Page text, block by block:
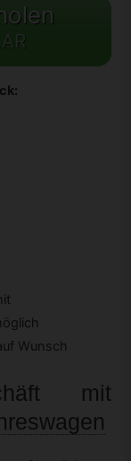
Wunsch
mit